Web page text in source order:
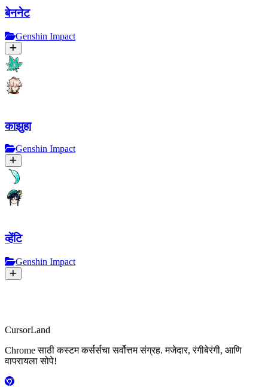
बेननेट
Genshin Impact
काझुहा
Genshin Impact
व्हेंटि
Genshin Impact
CursorLand
Chrome साठी कस्टम कर्सर्सचा सर्वोत्तम संग्रह. मजेदार, रंगीबेरंगी, आणि
वापरायला सोपे!